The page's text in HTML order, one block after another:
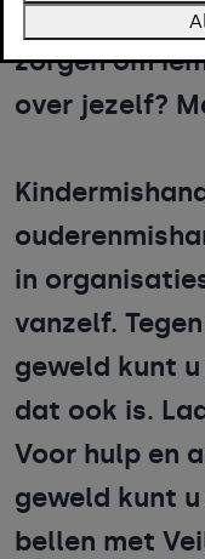
meestal niet
zorgen om
over jezelf?
in
vanzelf.
geweld kunt
dat ook is.
Voor hulp en
geweld kunt
bellen met